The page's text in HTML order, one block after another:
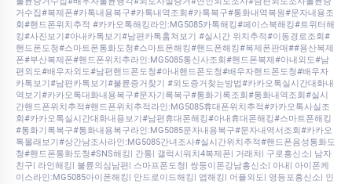
거수집#복제폰#카톡내용복구#카톡내역조회#카톡복구#통화내역복원#문자내용조
회#핸드폰위치추적 #카카오톡해킹라인:MG5085카톡해킹#페이스북해킹#트위터해
킹#사진보기#아내카톡보기#남편카톡훔쳐보기 #실시간 위치추적#이동경로조회#
핸드폰도청#스마트폰통화도청#스마트폰해킹#핸드폰해킹#복제폰판매##용산복제
폰#부산복제폰#핸드폰위치추라인:MG5085통신사조회#핸드폰복제#아내외도#남
편외도#배우자외도#남편핸드폰도청#아내핸드폰도청#배우자핸드폰도청#배우자
카톡보기#남편카톡보기#불륜증거찾기 #외도증거찾는방법#카카오톡실시간대화내
역보기#카카오톡대화내용복구#문자기록복구#통화기록조회#통화내역조회#실시
간핸드폰위치추적#핸드폰위치추적라인:MG5085휴대폰위치추적#카카오톡사실조
회#카카오톡실시간대화내용보기#남편휴대폰해킹#아내휴대폰해킹#스마트폰해킹
#통화기록복구#통화내용복구라인:MG5085문자내용복구#문자내역서조회#카카오
톡몰래보기#상간남조사라인:MG5085간녀조사#실시간위치추적#핸드폰음성통화도
청#핸드폰통화도청#SNS해킹| 간통| 갤럭시워치4복제폰| 거래처| 구로흥신소| 남자
친구| 라인해킹| 불륜의심남편| 스마프폰도청| 쌍둥이폰강남흥신소| 아내| 아이폰케
이스라인:MG5085아이폰해킹| 안드로이드해킹| 앱해킹| 어플외도| 영등포흥신소| 인